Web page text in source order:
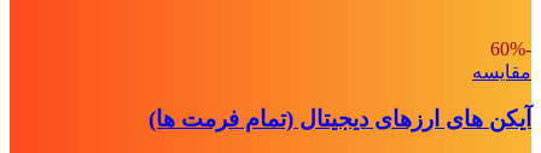
-60%
مقايسه
آیکن های ارزهای دیجیتال (تمام فرمت ها)